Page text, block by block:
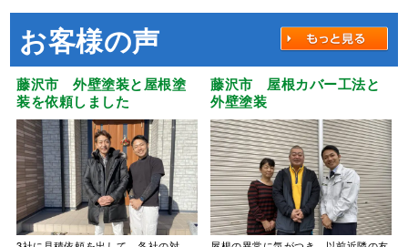
お客様の声
藤沢市 外壁塗装と屋根塗
装を依頼しました
藤沢市 屋根カバー工法と
外壁塗装